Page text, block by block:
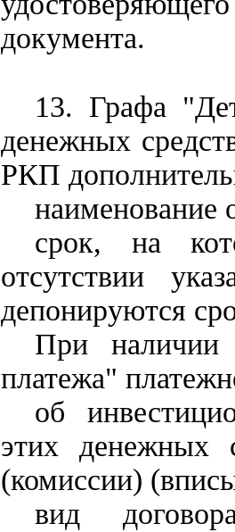
документа.
13. Графа
денежных
РКП
наименование
срок, на
отсутствии
депонируются
При наличии
платежа"
об
этих денежных
(комиссии)
вид